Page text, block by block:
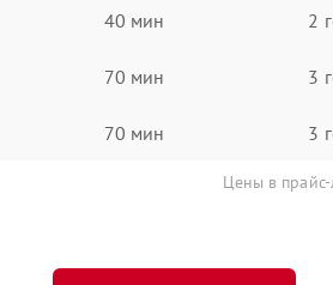
40 мин 2
70 мин 3
70 мин 3
Цены в прайс-